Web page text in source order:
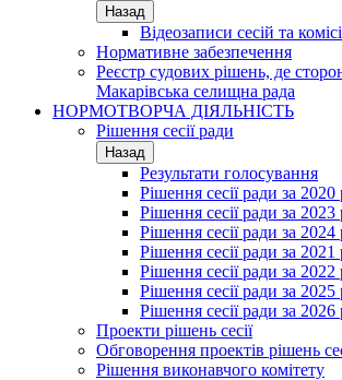
Назад
Відеозаписи сесій та
Нормативне забезпечення
Реєстр судових рішень, де
Макарівська селищна рада
НОРМОТВОРЧА ДІЯЛЬНІСТЬ
Рішення сесії ради
Назад
Результати голосування
Рішення сесії ради за 2020
Рішення сесії ради за 2023
Рішення сесії ради за 2024
Рішення сесії ради за 2021
Рішення сесії ради за 2022
Рішення сесії ради за 2025
Рішення сесії ради за 2026
Проекти рішень сесії
Обговорення проектів рішень
Рішення виконавчого комітету